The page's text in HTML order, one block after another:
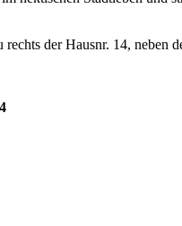
der Hausnr. 14, neben